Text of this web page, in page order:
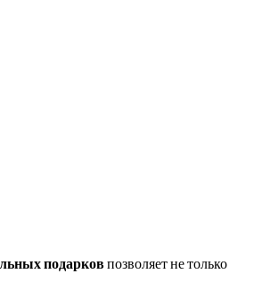
подарковпозволяет не только